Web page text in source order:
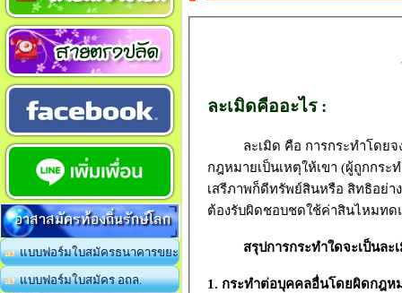
อาสาสมัครท้องถิ่นรักษ์โลก
แบบฟอร์มใบสมัครธนาคารขยะ
แบบฟอร์มใบสมัคร อถล.
ละเมิดคืออะไร :
ละเมิด คือ การกระทำโดยจง
กฎหมายเป็นเหตุให้เขา (ผู้ถูกกร
เสรีภาพก็ดีทรัพย์สินหรือ สิทธิอย่า
ต้องรับผิดชอบชดใช้ค่าสินไหมทด
สรุปการกระทำใดจะเป็นละ
1. กระทำต่อบุคคลอื่นโดยผิดกฎห